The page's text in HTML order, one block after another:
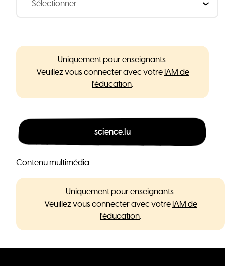
Uniquement pour enseignants.
Veuillez vous connecter avec votre IAM de
l'éducation.
science.lu
Contenu multimédia
Uniquement pour enseignants.
Veuillez vous connecter avec votre IAM de
l'éducation.